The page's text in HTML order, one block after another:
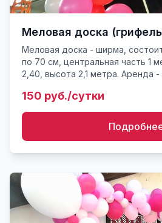
Меловая доска
Меловая доска - ширма,
по 70 см, центральная часть 1
2,40, высота 2,1 метра. Аренда - 150 руб. Доставка и
150 руб./сутки